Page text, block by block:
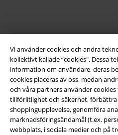
Vi använder cookies och andra
kollektivt kallade “cookies". Dessa
information om användare, deras
cookies placeras av oss, medan
och våra partners använder
tillförlitlighet och säkerhet, förbättra
shoppingupplevelse, genomföra
marknadsföringsändamål (t.ex.
webbplats, i sociala medier och på
Juridisk information/
Villkor